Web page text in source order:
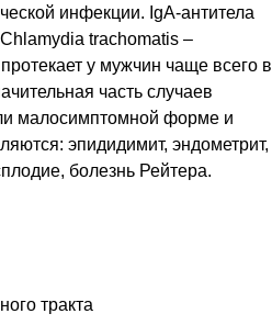
инфекции. IgA-антитела
trachomatis –
у мужчин чаще всего в
часть случаев
малосимптомной форме и
эпидидимит, эндометрит,
болезнь Рейтера.
тракта